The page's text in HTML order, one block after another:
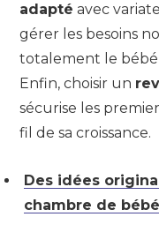
adapté avec
gérer les besoins
totalement le bébé
Enfin, choisir un
sécurise les
fil de sa croissance.
Des idées
chambre de